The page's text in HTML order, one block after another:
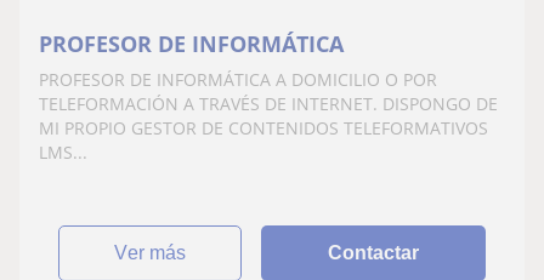
PROFESOR DE INFORMÁTICA
PROFESOR DE INFORMÁTICA A DOMICILIO O POR
TELEFORMACIÓN A TRAVÉS DE INTERNET. DISPONGO DE
MI PROPIO GESTOR DE CONTENIDOS TELEFORMATIVOS
LMS...
ver más Contactar